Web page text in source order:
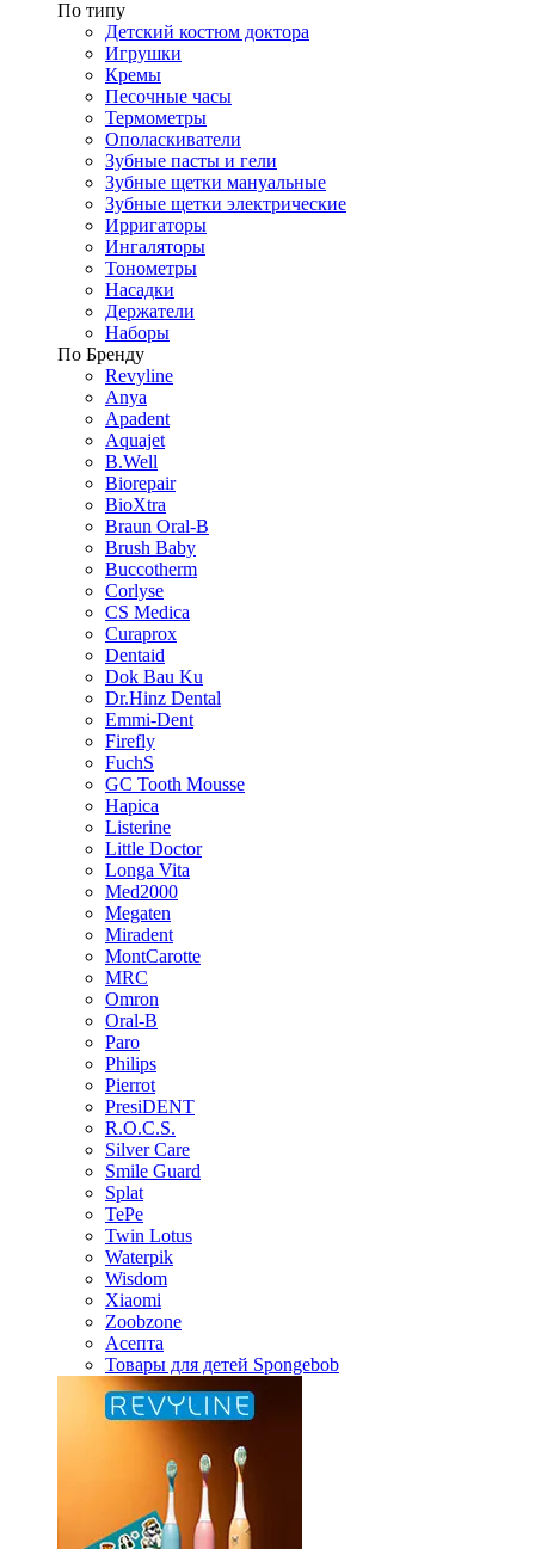
По типу
Детский костюм доктора
Игрушки
Кремы
Песочные часы
Термометры
Ополаскиватели
Зубные пасты и гели
Зубные щетки мануальные
Зубные щетки электрические
Ирригаторы
Ингаляторы
Тонометры
Насадки
Держатели
Наборы
По Бренду
Revyline
Anya
Apadent
Aquajet
B.Well
Biorepair
BioXtra
Braun Oral-B
Brush Baby
Buccotherm
Corlyse
CS Medica
Curaprox
Dentaid
Dok Bau Ku
Dr.Hinz Dental
Emmi-Dent
Firefly
FuchS
GC Tooth Mousse
Hapica
Listerine
Little Doctor
Longa Vita
Med2000
Megaten
Miradent
MontCarotte
MRC
Omron
Oral-B
Paro
Philips
Pierrot
PresiDENT
R.O.C.S.
Silver Care
Smile Guard
Splat
TePe
Twin Lotus
Waterpik
Wisdom
Xiaomi
Zoobzone
Асепта
Товары для детей Spongebob